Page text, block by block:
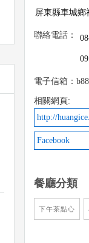
屏東縣車城鄉
聯絡電話：
電子信箱：
相關網頁:
http://
Facebook
餐廳分類
下午茶點心